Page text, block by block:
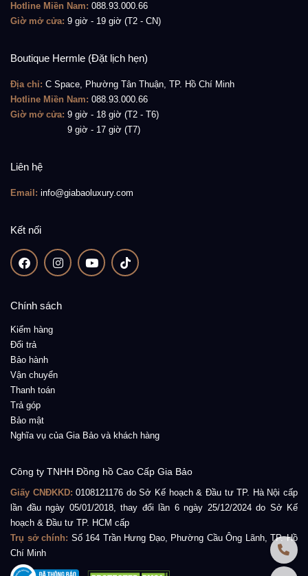
Không chỉ có vậy, mặt số đơn giản nhưng không kém
phần tinh tế cũng là một trong những thiết kế góp phần
tạo nên vẻ đẹp sang trọng cho mẫu đồng hồ nữ này.
vàng phủ chất phát quang Chromalight, ô cửa báo ngày
chỉn chu. Tất cả đã được phô diễn dưới lớp kính
cửa báo ngày đã góp phần làm tăng mức độ dễ đọc cho
chiếc đồng hồ này.
Hotline Miền Nam: 088.93.000.66
Giờ mở cửa: 9 giờ - 19 giờ (T2 - CN)
Boutique Hermle (Đặt lịch hẹn)
Địa chỉ: C Space, Phường Tân Thuận, TP. Hồ Chí Minh
Hotline Miền Nam: 088.93.000.66
Giờ mở cửa: 9 giờ - 18 giờ (T2 - T6)
9 giờ - 17 giờ (T7)
Liên hệ
Email: info@giabaoluxury.com
Kết nối
Chính sách
Kiểm hàng
Đổi trả
Bảo hành
Vận chuyển
Thanh toán
Trả góp
Bảo mật
Nghĩa vụ của Gia Bảo và khách hàng
Công ty TNHH Đồng hồ Cao Cấp Gia Bảo
Giấy CNĐKKD: 0108121176 do Sở Kế hoạch & Đầu tư TP. Hà Nội cấp
lần đầu ngày 05/01/2018, thay đổi lần 6 ngày 25/12/2024 do Sở Kế
hoạch & Đầu tư TP. HCM cấp
Trụ sở chính: Số 164 Trần Hưng Đạo, Phường Cầu Ông Lãnh, TP. Hồ
Chí Minh